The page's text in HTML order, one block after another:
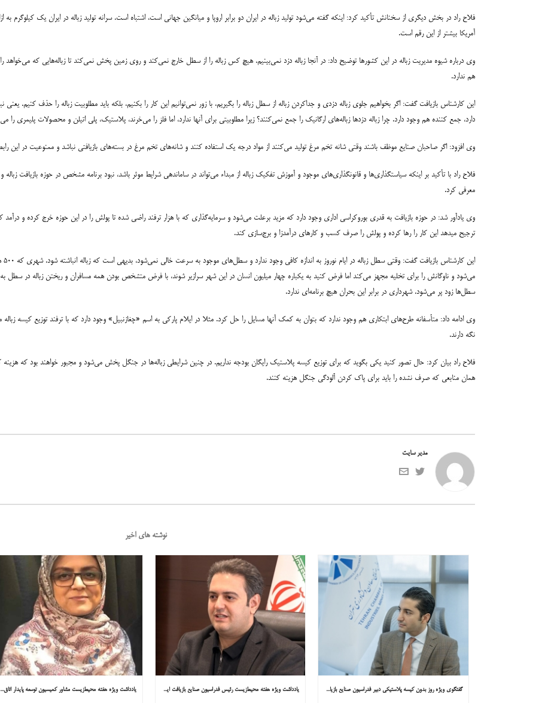
فلاح راد در بخش دیگری از سخنانش تأکید کرد: اینکه گفته می‌شود تولید زباله در ایران دو برابر اروپا و میانگین جهانی است، اشتباه است. سرانه تولید زباله در ایران یک کیلوگرم
آمریکا بیشتر از این رقم است.
وی درباره شیوه مدیریت زباله در این کشورها توضیح داد: در آنجا زباله دزد نمی‌بینیم. هیچ کس زباله را از سطل خارج نمی‌کند و روی زمین پخش نمی‌کند تا زباله‌هایی که می‌خواهد را
هم ندارد.
این کارشناس بازیافت گفت: اگر بخواهیم جلوی زباله دزدی و جداکردن زباله از سطل زباله را بگیریم، با زور نمی‌توانیم این کار را بکنیم، بلکه باید مطلوبیت زباله را حذف کنیم.
دارد، جمع کننده هم وجود دارد. چرا زباله دزدها زباله‌های ارگانیک را جمع نمی‌کنند؟ زیرا مطلوبیتی برای آنها ندارد، اما فلز را می‌خرند، پلاستیک، پلی اتیلن و محصولات پلیمری را
وی افزود: اگر صاحبان صنایع موظف باشند وقتی شانه تخم مرغ تولید می‌کنند از مواد درجه یک استفاده کنند و شانه‌های تخم مرغ در بسته‌های بازیافتی نباشد و ممنوعیت در این
فلاح راد با تأکید بر اینکه سیاستگذاری‌ها و قانونگذاری‌های موجود و آموزش تفکیک زباله از مبداء می‌تواند در ساماندهی شرایط موثر باشد، نبود برنامه مشخص در حوزه بازیافت
معرفی کرد.
وی یادآور شد: در حوزه بازیافت به قدری بوروکراسی اداری وجود دارد که مزید برعلت می‌شود و سرمایه‌گذاری که با هزار ترفند راضی شده تا پولش را در این حوزه خرج کرده و
ترجیح می‎دهد این کار را رها کرده و پولش را صرف کسب و کارهای درآمدزا و برج‌سازی کند.
می‌شود و ناوگانش را برای تخلیه مجهز می‌کند اما فرض کنید به یکباره چهار میلیون انسان در این شهر سرازیر شوند، با فرض متشخص بودن همه مسافران و ریختن زباله در سطل
سطل‌ها زود پر می‌شود. شهرداری در برابر این بحران هیچ برنامه‌ای ندارد.
وی ادامه داد: متأسفانه طرح‌های ابتکاری هم وجود ندارد که بتوان به کمک آنها مسایل را حل کرد. مثلا در ایلام پارکی به اسم «چغازنبیل» وجود دارد که با ترفند توزیع کیسه
نگه دارند.
فلاح راد بیان کرد: حال تصور کنید یکی بگوید که برای توزیع کیسه پلاستیک رایگان بودجه نداریم. در چنین شرایطی زباله‌ها در جنگل پخش می‌شود و مجبور خواهند بود که هزینه
همان منابعی که صرف نشده را باید برای پاک کردن آلودگی جنگل هزینه کنند.
مدیر سایت
نوشته های اخیر
گفتگوی ویژه روز بدون کیسه پلاستیکی دبیر فدراسیون صنایع بازیافت ایران با همشهری : «مشکل از مدیریت پسماند پلاستیکی است، نه کیسه پلاستیکی» یادداشت ویژه هفته محیط‌زیست رئیس فدراسیون صنایع بازیافت ایران در همشهری: «فقط ۱۸۰ مصوبه برای خارج کردن خودروهای فرسوده از خیابان‌ها» یادداشت ویژه هفته محیط‌زیست مشاور کمیسیون توسعه پایدار اتاق ایران در همشهری: «روایت میناب را به کاپ ۳۱ ببریم»